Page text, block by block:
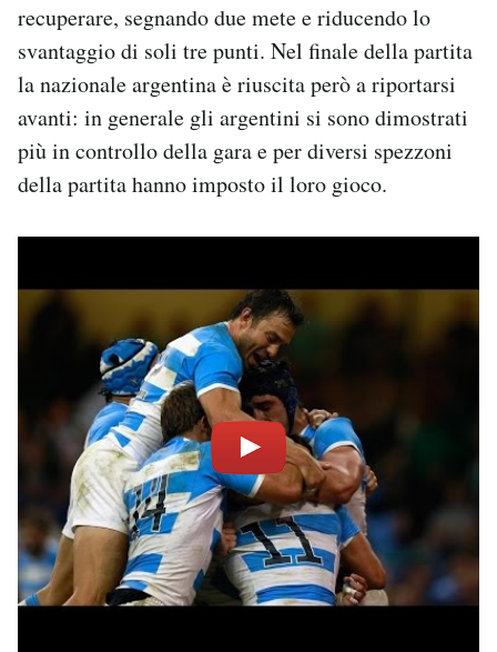
recuperare, segnando due mete e riducendo lo
svantaggio di soli tre punti. Nel finale della partita
la nazionale argentina è riuscita però a riportarsi
avanti: in generale gli argentini si sono dimostrati
più in controllo della gara e per diversi spezzoni
della partita hanno imposto il loro gioco.